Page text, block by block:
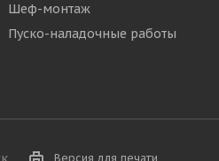
Шеф-монтаж
Пуско-наладочные работы
Версия для печати